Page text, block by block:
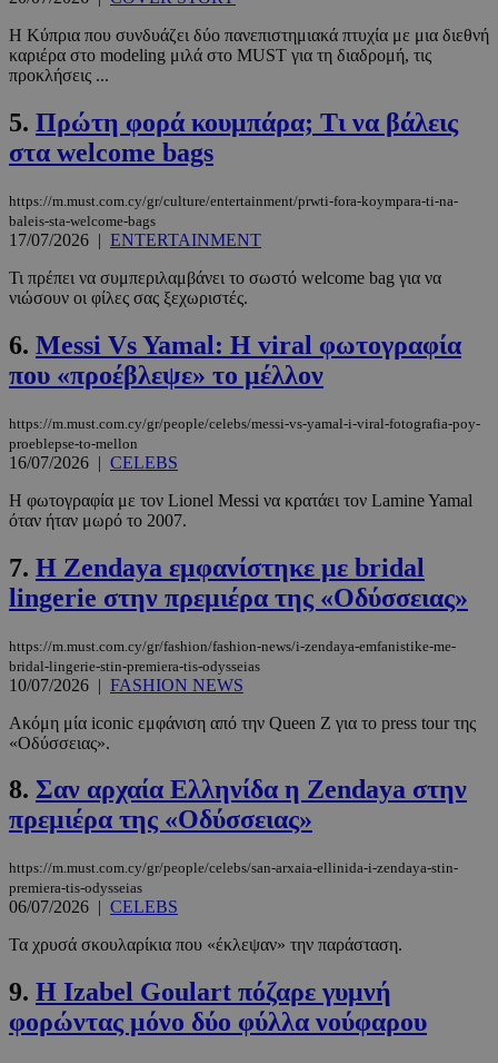
Η Κύπρια που συνδυάζει δύο πανεπιστημιακά πτυχία με μια διεθνή
καριέρα στο modeling μιλά στο MUST για τη διαδρομή, τις
προκλήσεις ...
5. Πρώτη φορά κουμπάρα; Τι να βάλεις
στα welcome bags
https://m.must.com.cy/gr/culture/entertainment/prwti-fora-koympara-ti-na-
baleis-sta-welcome-bags
17/07/2026 | ENTERTAINMENT
Τι πρέπει να συμπεριλαμβάνει το σωστό welcome bag για να
νιώσουν οι φίλες σας ξεχωριστές.
6. Messi Vs Yamal: Η viral φωτογραφία
που «προέβλεψε» το μέλλον
https://m.must.com.cy/gr/people/celebs/messi-vs-yamal-i-viral-fotografia-poy-
proeblepse-to-mellon
16/07/2026 | CELEBS
Η φωτογραφία με τον Lionel Messi να κρατάει τον Lamine Yamal
όταν ήταν μωρό το 2007.
7. Η Zendaya εμφανίστηκε με bridal
lingerie στην πρεμιέρα της «Οδύσσειας»
https://m.must.com.cy/gr/fashion/fashion-news/i-zendaya-emfanistike-me-
bridal-lingerie-stin-premiera-tis-odysseias
10/07/2026 | FASHION NEWS
Ακόμη μία iconic εμφάνιση από την Queen Z για το press tour της
«Οδύσσειας».
8. Σαν αρχαία Ελληνίδα η Zendaya στην
πρεμιέρα της «Οδύσσειας»
https://m.must.com.cy/gr/people/celebs/san-arxaia-ellinida-i-zendaya-stin-
premiera-tis-odysseias
06/07/2026 | CELEBS
Τα χρυσά σκουλαρίκια που «έκλεψαν» την παράσταση.
9. Η Izabel Goulart πόζαρε γυμνή
φορώντας μόνο δύο φύλλα νούφαρου